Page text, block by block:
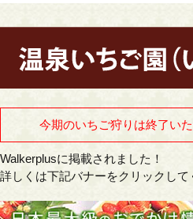
今期のいちご狩りは終了いた
Walkerplusに掲載されました！
詳しくは下記バナーをクリックして